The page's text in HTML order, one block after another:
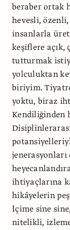
beraber ortak
hevesli,
insanlarla
keşiflere açık,
tutturmak
yolculuktan
biriyim.
yoktu, biraz
Kendiliğinden
ihtiyaçlarına
hikâyelerin
İçime sine
nitelikli,